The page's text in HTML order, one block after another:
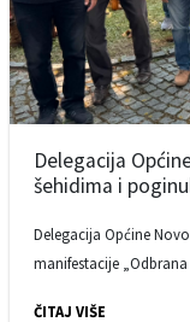
Delegacija
šehidima i
Delegacija Općine
manifestacije „Odbrana
ČITAJ VIŠE